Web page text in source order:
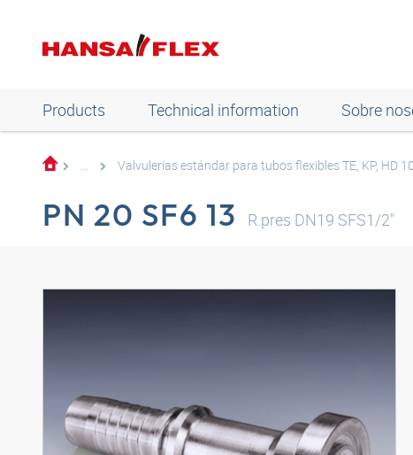
Products Technical information Sobre
... Valvulerías estándar para tubos flexibles TE, KP, HD
PN 20 SF6 13 R.pres DN19 SFS1/2"